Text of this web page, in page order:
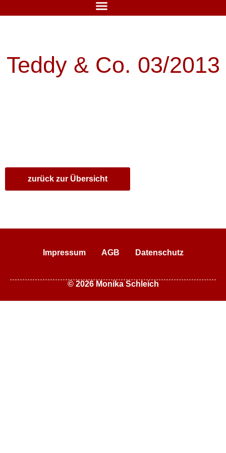
Teddy & Co. 03/2013
zurück zur Übersicht
Impressum AGB Datenschutz
© 2026 Monika Schleich